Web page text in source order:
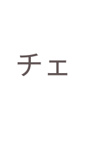
チェ